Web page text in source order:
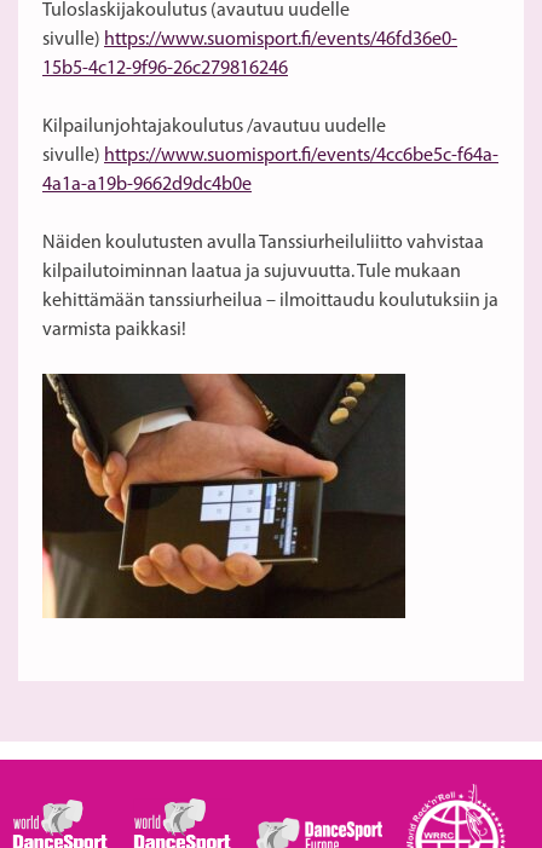
Tuloslaskijakoulutus (avautuu uudelle
sivulle) https://www.suomisport.fi/events/46fd36e0-
15b5-4c12-9f96-26c279816246
Kilpailunjohtajakoulutus /avautuu uudelle
sivulle) https://www.suomisport.fi/events/4cc6be5c-f64a-
4a1a-a19b-9662d9dc4b0e
Näiden koulutusten avulla Tanssiurheiluliitto vahvistaa
kilpailutoiminnan laatua ja sujuvuutta. Tule mukaan
kehittämään tanssiurheilua – ilmoittaudu koulutuksiin ja
varmista paikkasi!